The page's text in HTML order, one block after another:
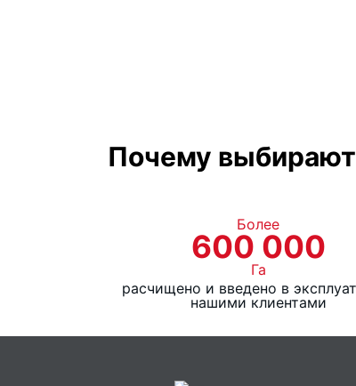
Почему
Более
600 000
Га
расчищено и введено в
нашими клиентами